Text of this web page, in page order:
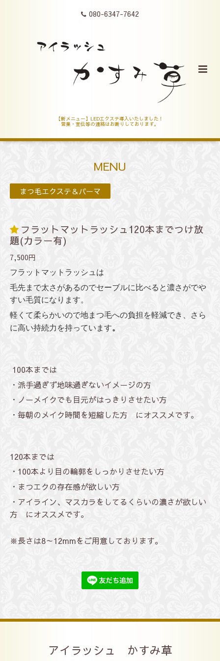
080-6347-7642
【新メニュー】LEDエクステ導入いたしました！
営業・宣伝等の連絡はお断りしております。
MENU
まつ毛エクステ＆パーマ
フラットマットラッシュ120本までつけ放
題(カラー有)
7,500円
フラットマットラッシュは
毛先まで太さがあるのでセーブルに比べると濃さがでや
すい毛質になります。
軽くて柔らかいので地まつ毛への負担を軽減でき、
さら
に高い持続力を持っています。
100本までは
・派手過ぎず地味過ぎないイメージの方
・ノーメイクでも目元がはっきりさせたい方
・毎朝のメイク時間を短縮した方 にオススメです。
120本までは
・100本より目の輪郭をしっかりさせたい方
・まつエクの存在感が欲しい方
・アイライン、マスカラをしてるくらいの濃さが欲しい
方 にオススメです。
※長さは8～12mmをご用意しております。
アイラッシュ かすみ草